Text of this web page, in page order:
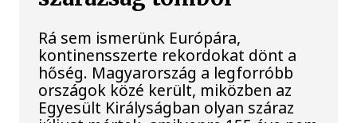
Rá sem ismerünk Európára,
kontinensszerte rekordokat dönt a
hőség. Magyarország a legforróbb
országok közé került, miközben az
Egyesült Királyságban olyan száraz